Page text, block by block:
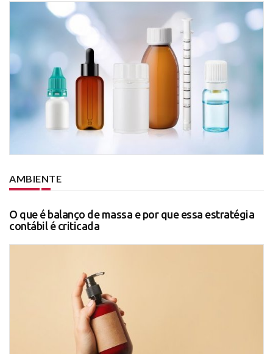
AMBIENTE
O que é balanço de massa e por que essa estratégia
contábil é criticada